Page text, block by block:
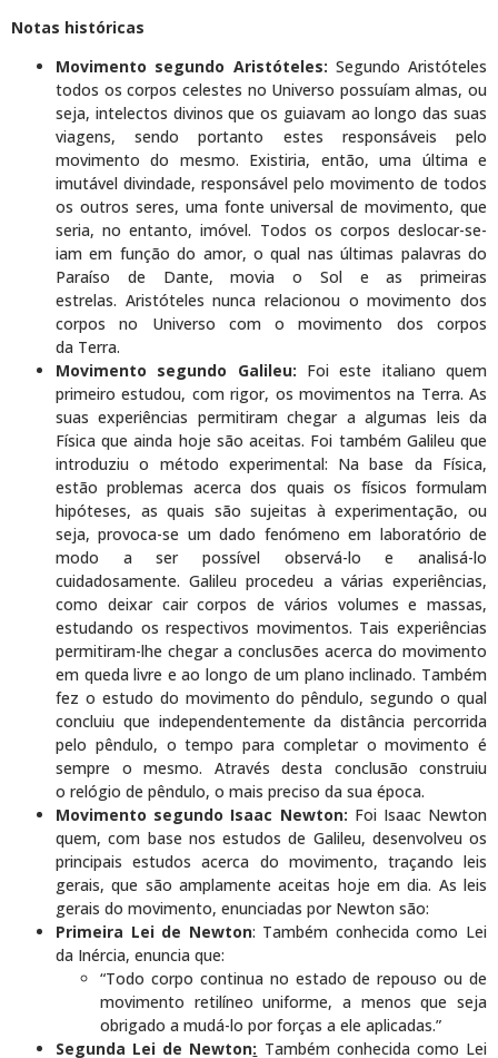
Notas históricas
Movimento segundo Aristóteles: Segundo Aristóteles
todos os corpos celestes no Universo possuíam almas, ou
seja, intelectos divinos que os guiavam ao longo das suas
viagens, sendo portanto estes responsáveis pelo
movimento do mesmo. Existiria, então, uma última e
imutável divindade, responsável pelo movimento de todos
os outros seres, uma fonte universal de movimento, que
seria, no entanto, imóvel. Todos os corpos deslocar-se-
iam em função do amor, o qual nas últimas palavras do
Paraíso de Dante, movia o Sol e as primeiras
estrelas. Aristóteles nunca relacionou o movimento dos
corpos no Universo com o movimento dos corpos
da Terra.
Movimento segundo Galileu: Foi este italiano quem
primeiro estudou, com rigor, os movimentos na Terra. As
suas experiências permitiram chegar a algumas leis da
Física que ainda hoje são aceitas. Foi também Galileu que
introduziu o método experimental: Na base da Física,
estão problemas acerca dos quais os físicos formulam
hipóteses, as quais são sujeitas à experimentação, ou
seja, provoca-se um dado fenómeno em laboratório de
modo a ser possível observá-lo e analisá-lo
cuidadosamente. Galileu procedeu a várias experiências,
como deixar cair corpos de vários volumes e massas,
estudando os respectivos movimentos. Tais experiências
permitiram-lhe chegar a conclusões acerca do movimento
em queda livre e ao longo de um plano inclinado. Também
fez o estudo do movimento do pêndulo, segundo o qual
concluiu que independentemente da distância percorrida
pelo pêndulo, o tempo para completar o movimento é
sempre o mesmo. Através desta conclusão construiu
o relógio de pêndulo, o mais preciso da sua época.
Movimento segundo Isaac Newton: Foi Isaac Newton
quem, com base nos estudos de Galileu, desenvolveu os
principais estudos acerca do movimento, traçando leis
gerais, que são amplamente aceitas hoje em dia. As leis
gerais do movimento, enunciadas por Newton são:
Primeira Lei de Newton: Também conhecida como Lei
da Inércia, enuncia que:
“Todo corpo continua no estado de repouso ou de
movimento retilíneo uniforme, a menos que seja
obrigado a mudá-lo por forças a ele aplicadas.”
Segunda Lei de Newton: Também conhecida como Lei